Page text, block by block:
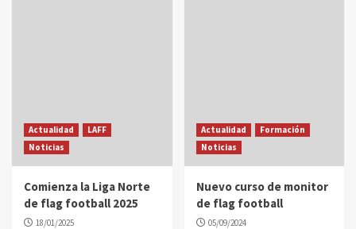
Actualidad
LAFF
Noticias
Comienza la Liga Norte
de flag football 2025
18/01/2025
Actualidad
Formación
Noticias
Nuevo curso de monitor
de flag football
05/09/2024